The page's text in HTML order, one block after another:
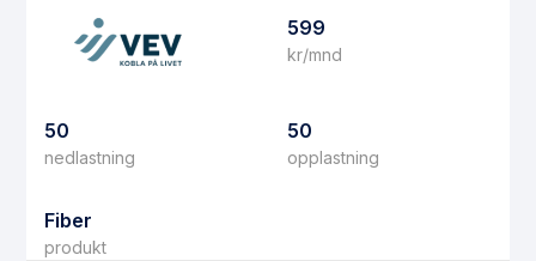
599
kr/mnd
50
nedlastning
50
opplastning
Fiber
produkt